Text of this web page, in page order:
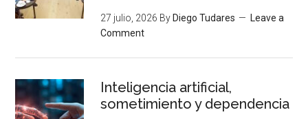
27 julio, 2026 By Diego Tudares
Leave a
Comment
Inteligencia artificial,
sometimiento y dependencia